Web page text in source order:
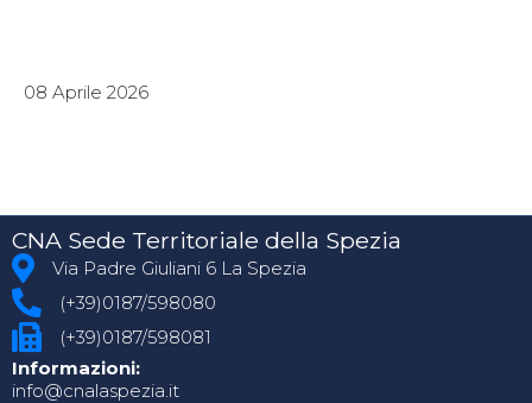
08 Aprile 2026
CNA Sede Territoriale della Spezia
Via Padre Giuliani 6 La Spezia
(+39)0187/598080
(+39)0187/598081
Informazioni:
info@cnalaspezia.it